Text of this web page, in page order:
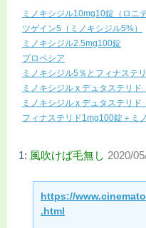
ミノキシジル10mg10錠（ロニ
ツゲイン5（ミノキシジル5%）
ミノキシジル2.5mg100錠
プロペシア
ミノキシジル5％とフィナステ
ミノキシジル x デュタステリド
ミノキシジル x デュタステリド
フィナステリド1mg100錠＋ミ
1: 風吹けば毛無し 2020/
https://
.html